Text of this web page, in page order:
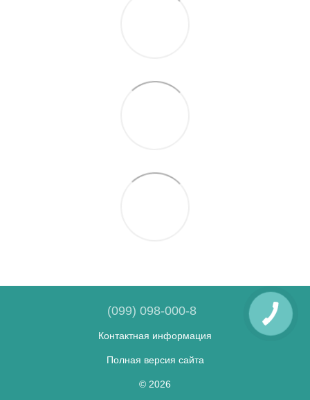
(099) 098-000-8
Контактная информация
Полная версия сайта
© 2026